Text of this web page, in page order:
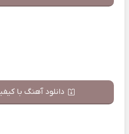
دانلود آهنگ با